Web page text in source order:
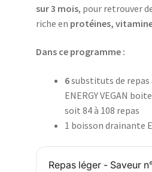
sur 3 mois, pour retrouver
riche en protéines,
Dans ce programme :
6substituts de repas
ENERGY VEGAN
soit 84 à 108 repas
1 boisson drainante
Repas léger - Saveur